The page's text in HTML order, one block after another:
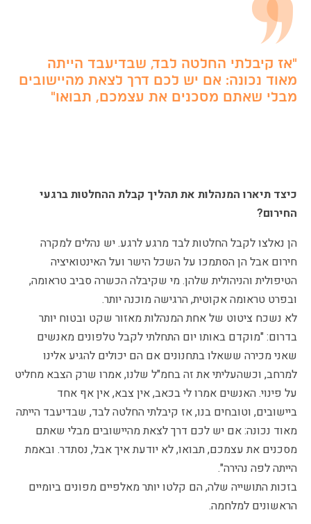
"אז קיבלתי החלטה לבד, שבדיעבד הייתה
מאוד נכונה: אם יש לכם דרך לצאת מהיישובים
מבלי שאתם מסכנים את עצמכם, תבואו"
כיצד תיארו המנהלות את תהליך קבלת ההחלטות ברגעי
החירום?
הן נאלצו לקבל החלטות לבד מרגע לרגע. יש נהלים למקרה
חירום אבל הן הסתמכו על השכל הישר ועל האינטואיציה
הטיפולית והניהולית שלהן. מי שקיבלה הכשרה סביב טראומה,
ובפרט טראומה אקוטית, הרגישה מוכנה יותר.
לא נשכח ציטוט של אחת המנהלות מאזור שקט ובטוח יותר
בדרום: "מוקדם באותו יום התחלתי לקבל טלפונים מאנשים
שאני מכירה ששאלו בתחנונים אם הם יכולים להגיע אלינו
למרחב, וכשהעליתי את זה בחמ"ל שלנו, אמרו שרק הצבא מחליט
על פינוי. האנשים אמרו לי בכאב, אין צבא, אין אף אחד
ביישובים, וטובחים בנו, אז קיבלתי החלטה לבד, שבדיעבד הייתה
מאוד נכונה: אם יש לכם דרך לצאת מהיישובים מבלי שאתם
מסכנים את עצמכם, תבואו, לא יודעת איך אבל, נסתדר. ובאמת
הייתה לפה נהירה".
בזכות התושייה שלה, הם קלטו יותר מאלפיים מפונים ביומיים
הראשונים למלחמה.